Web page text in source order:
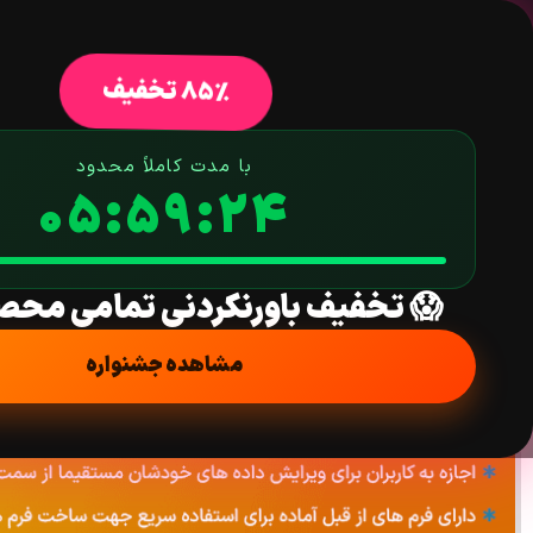
85% تخفیف
با مدت کاملاً محدود
05:59:22
😱 تخفیف باورنکردنی تمامی
مشاهده جشنواره
افزونه المان‌های سمت کاربری فرم ACF پرمیوم | ACF Frontend Form Element Pro
/ افزونه المان‌های سمت کاربری فرم ACF پرمیوم | ACF Frontend Form Element Pro